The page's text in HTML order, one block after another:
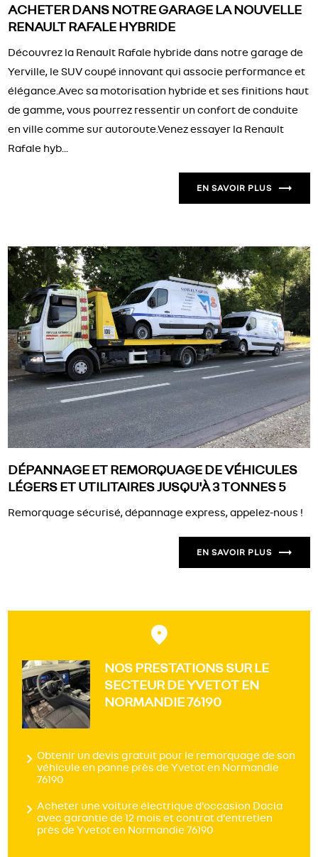
ACHETER DANS NOTRE GARAGE LA NOUVELLE
RENAULT RAFALE HYBRIDE
Découvrez la Renault Rafale hybride dans notre garage de
Yerville, le SUV coupé innovant qui associe performance et
élégance.Avec sa motorisation hybride et ses finitions haut
de gamme, vous pourrez ressentir un confort de conduite
en ville comme sur autoroute.Venez essayer la Renault
Rafale hyb...
EN SAVOIR PLUS
DÉPANNAGE ET REMORQUAGE DE VÉHICULES
LÉGERS ET UTILITAIRES JUSQU'À 3 TONNES 5
Remorquage sécurisé, dépannage express, appelez-nous !
EN SAVOIR PLUS
NOS PRESTATIONS SUR LE
SECTEUR DE YVETOT EN
NORMANDIE 76190
Obtenir un devis gratuit pour le remorquage de son
véhicule en panne près de Yvetot en Normandie
76190
Acheter une voiture électrique d'occasion Dacia
avec garantie de 12 mois et contrat d'entretien
près de Yvetot en Normandie 76190